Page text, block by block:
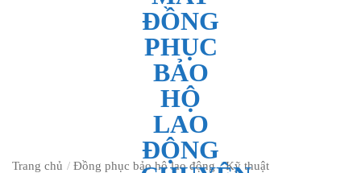
Trang chủ / Đồng phục bảo hộ lao động / Kỹ thuật